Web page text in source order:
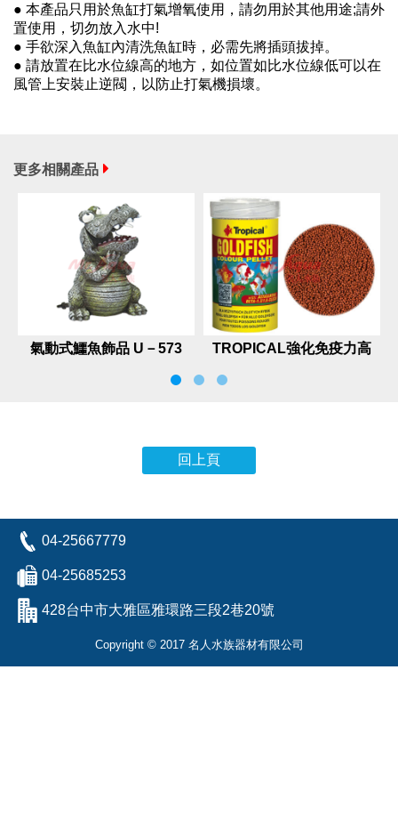
● 本產品只用於魚缸打氣增氧使用，請勿用於其他用途;請外
置使用，切勿放入水中!
● 手欲深入魚缸內清洗魚缸時，必需先將插頭拔掉。
● 請放置在比水位線高的地方，如位置如比水位線低可以在
風管上安裝止逆閥，以防止打氣機損壞。
更多相關產品
氣動式鱷魚飾品 U－573
TROPICAL強化免疫力高
回上頁
04-25667779
04-25685253
428台中市大雅區雅環路三段2巷20號
Copyright © 2017 名人水族器材有限公司